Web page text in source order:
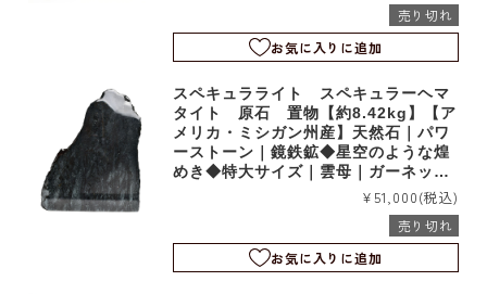
売り切れ
お気に入りに追加
スペキュラライト スペキュラーヘマ
タイト 原石 置物【約8.42kg】【ア
メリカ・ミシガン州産】天然石｜パワ
ーストーン｜鏡鉄鉱◆星空のような煌
めき◆特大サイズ｜雲母｜ガーネット
｜石英｜アッパーミシガン｜d19045
¥51,000(税込)
売り切れ
お気に入りに追加